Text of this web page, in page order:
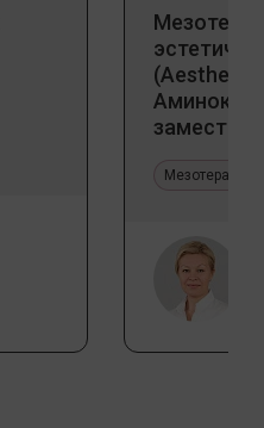
(Aesthetic
Мезотерапия